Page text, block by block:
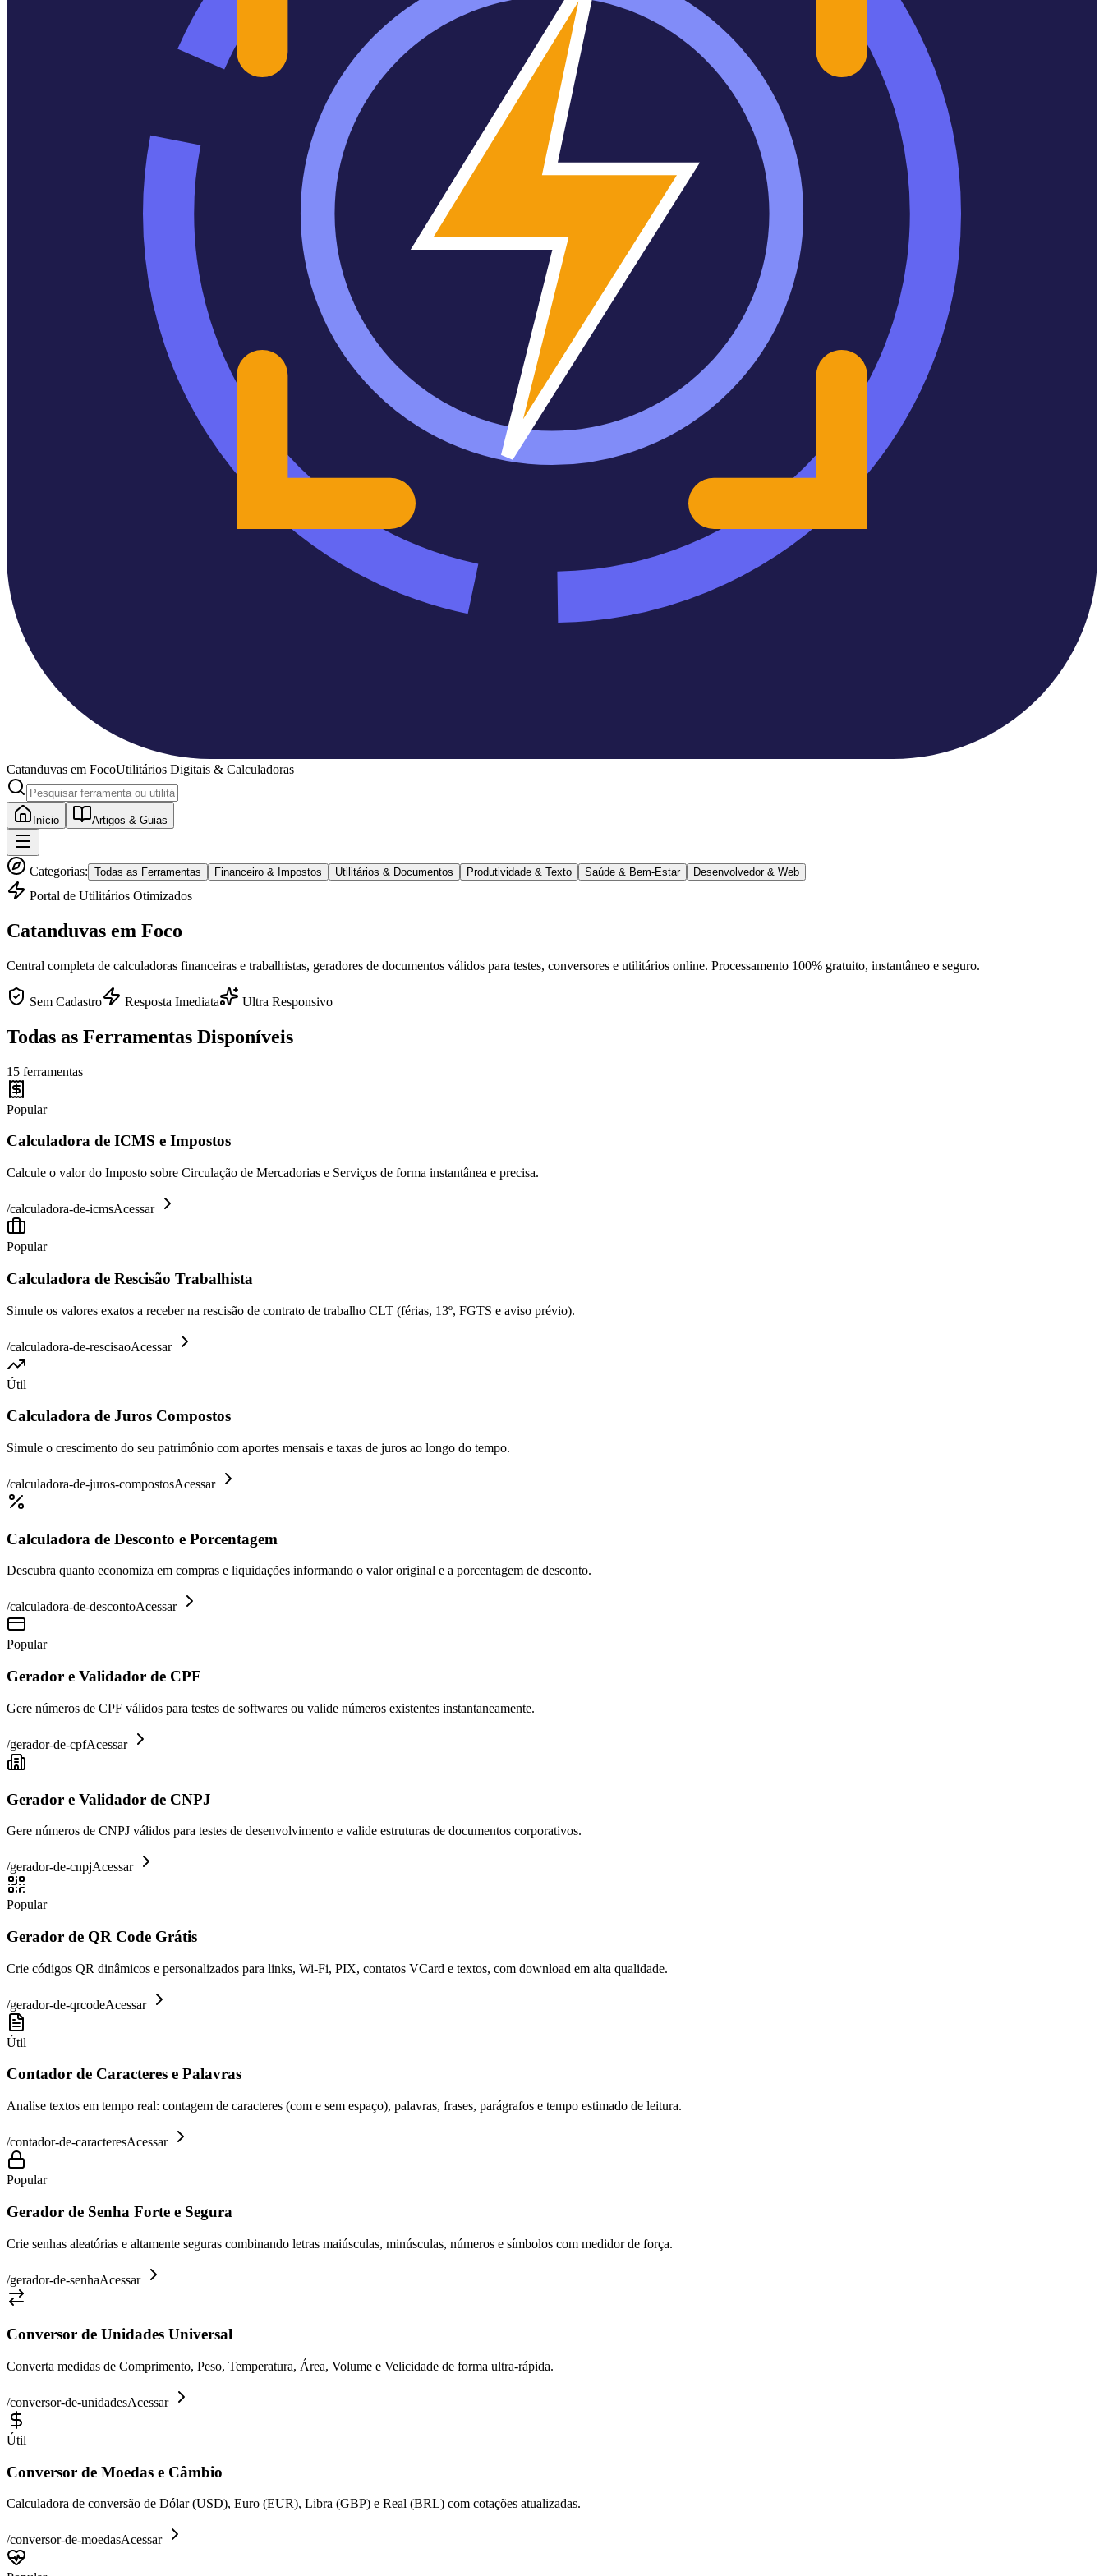
Catanduvas em FocoUtilitários Digitais & Calculadoras
Início Artigos & Guias
Categorias: Todas as Ferramentas Financeiro & Impostos Utilitários & Documentos Produtividade & Texto Saúde & Bem-Estar Desenvolvedor & Web
Portal de Utilitários Otimizados
Catanduvas em Foco
Central completa de calculadoras financeiras e trabalhistas, geradores de documentos válidos para testes, conversores e utilitários online. Processamento 100% gratuito, instantâneo e seguro.
Sem Cadastro Resposta Imediata Ultra Responsivo
Todas as Ferramentas Disponíveis
15 ferramentas
Popular
Calculadora de ICMS e Impostos
Calcule o valor do Imposto sobre Circulação de Mercadorias e Serviços de forma instantânea e precisa.
/calculadora-de-icmsAcessar
Popular
Calculadora de Rescisão Trabalhista
Simule os valores exatos a receber na rescisão de contrato de trabalho CLT (férias, 13º, FGTS e aviso prévio).
/calculadora-de-rescisaoAcessar
Útil
Calculadora de Juros Compostos
Simule o crescimento do seu patrimônio com aportes mensais e taxas de juros ao longo do tempo.
/calculadora-de-juros-compostosAcessar
Calculadora de Desconto e Porcentagem
Descubra quanto economiza em compras e liquidações informando o valor original e a porcentagem de desconto.
/calculadora-de-descontoAcessar
Popular
Gerador e Validador de CPF
Gere números de CPF válidos para testes de softwares ou valide números existentes instantaneamente.
/gerador-de-cpfAcessar
Gerador e Validador de CNPJ
Gere números de CNPJ válidos para testes de desenvolvimento e valide estruturas de documentos corporativos.
/gerador-de-cnpjAcessar
Popular
Gerador de QR Code Grátis
Crie códigos QR dinâmicos e personalizados para links, Wi-Fi, PIX, contatos VCard e textos, com download em alta qualidade.
/gerador-de-qrcodeAcessar
Útil
Contador de Caracteres e Palavras
Analise textos em tempo real: contagem de caracteres (com e sem espaço), palavras, frases, parágrafos e tempo estimado de leitura.
/contador-de-caracteresAcessar
Popular
Gerador de Senha Forte e Segura
Crie senhas aleatórias e altamente seguras combinando letras maiúsculas, minúsculas, números e símbolos com medidor de força.
/gerador-de-senhaAcessar
Conversor de Unidades Universal
Converta medidas de Comprimento, Peso, Temperatura, Área, Volume e Velicidade de forma ultra-rápida.
/conversor-de-unidadesAcessar
Útil
Conversor de Moedas e Câmbio
Calculadora de conversão de Dólar (USD), Euro (EUR), Libra (GBP) e Real (BRL) com cotações atualizadas.
/conversor-de-moedasAcessar